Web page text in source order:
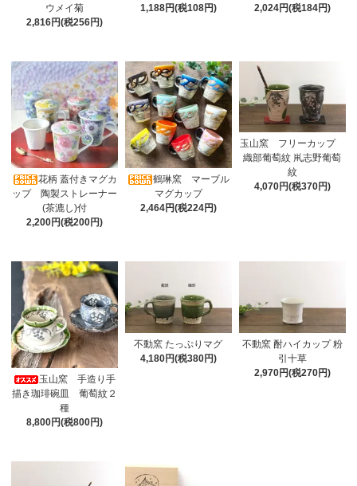
ウメイ菊
2,816円(税256円)
1,188円(税108円)
2,024円(税184円)
花柄 蓋付きマグカ
ップ 陶製ストレーナー
(茶漉し)付
2,200円(税200円)
鶴琳窯 マーブル
マグカップ
2,464円(税224円)
玉山窯 フリーカップ
織部葡萄紋 鼡志野葡萄
紋
4,070円(税370円)
玉山窯 手造り手
描き珈琲碗皿 葡萄紋２
種
8,800円(税800円)
不動窯 たっぷりマグ
4,180円(税380円)
不動窯 酎ハイカップ 粉
引十草
2,970円(税270円)